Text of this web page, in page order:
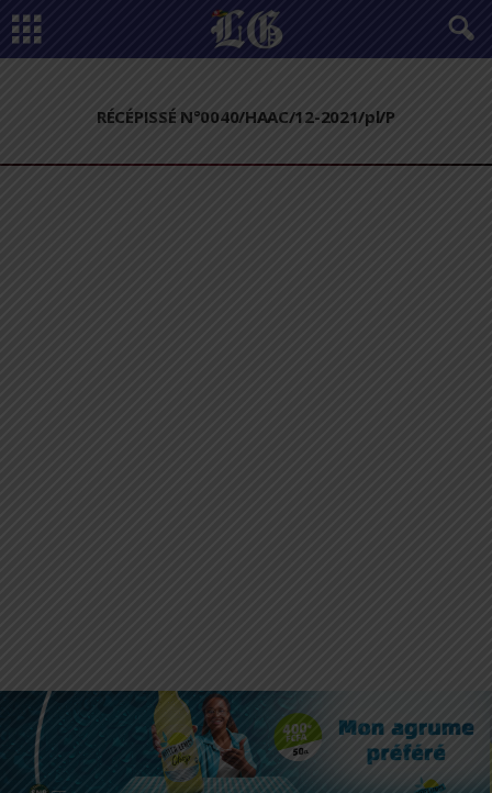
RÉCÉPISSÉ N°0040/HAAC/12-2021/pl/P